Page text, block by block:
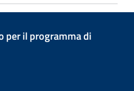
per il programma di